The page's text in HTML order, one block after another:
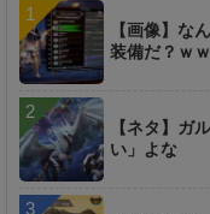
【画像】な
装備だ？ｗ
【ネタ】ガ
い」よな